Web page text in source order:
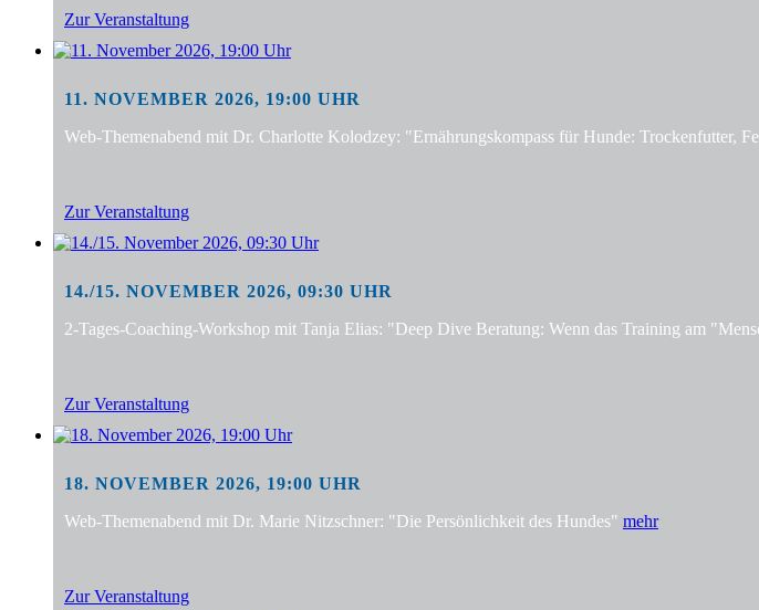
Zur Veranstaltung
11. NOVEMBER 2026, 19:00 UHR
Web-Themenabend mit Dr. Charlotte Kolodzey: "Ernährungskompass für Hunde: Trockenfutter,
Zur Veranstaltung
14./15. NOVEMBER 2026, 09:30 UHR
2-Tages-Coaching-Workshop mit Tanja Elias: "Deep Dive Beratung: Wenn das Training am
Zur Veranstaltung
18. NOVEMBER 2026, 19:00 UHR
Web-Themenabend mit Dr. Marie Nitzschner: "Die Persönlichkeit des Hundes" mehr
Zur Veranstaltung